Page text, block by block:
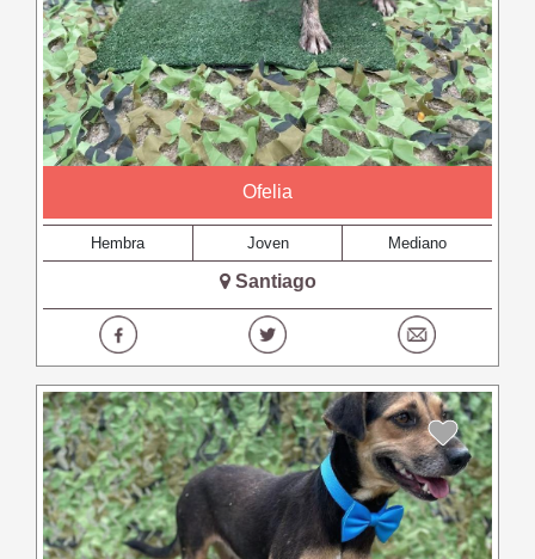
Ofelia
Hembra Joven Mediano
Santiago